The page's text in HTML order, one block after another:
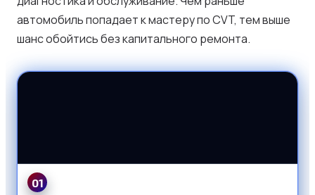
автомобиль попадает к мастеру по CVT, тем выше
шанс обойтись без капитального ремонта.
01